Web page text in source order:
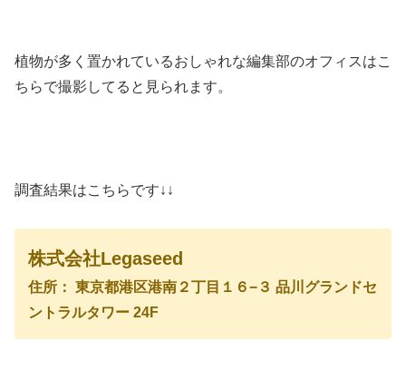
植物が多く置かれているおしゃれな編集部のオフィスはこ
ちらで撮影してると見られます。
調査結果はこちらです↓↓
株式会社Legaseed
住所： 東京都港区港南２丁目１６−３ 品川グランドセ
ントラルタワー 24F